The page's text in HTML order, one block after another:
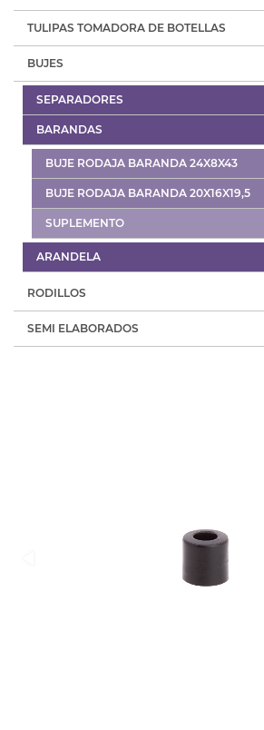
TULIPAS TOMADORA DE BOTELLAS
BUJES
SEPARADORES
BARANDAS
BUJE RODAJA BARANDA 24X8X43
BUJE RODAJA BARANDA 20X16X19,5
SUPLEMENTO
ARANDELA
RODILLOS
SEMI ELABORADOS